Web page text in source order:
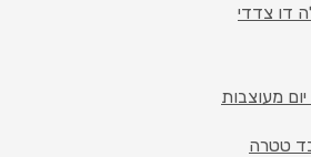
דו צדדי
מעוצבות
טטרה